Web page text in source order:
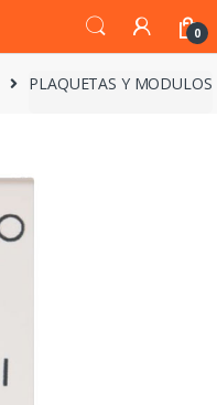
0
PLAQUETAS Y MODULOS